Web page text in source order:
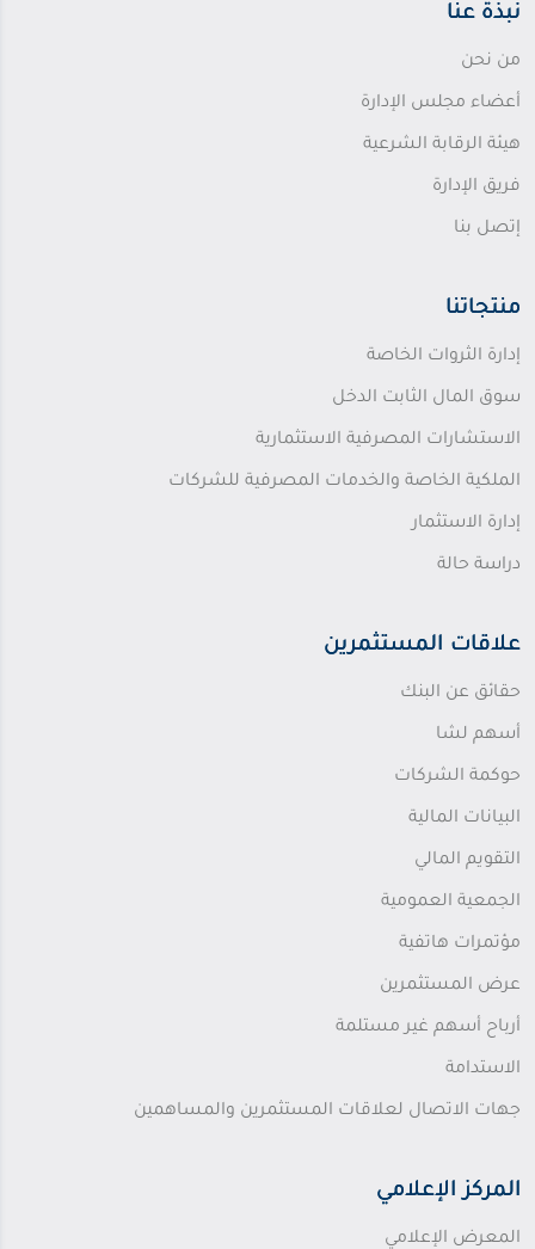
نبذة عنا
من نحن
أعضاء مجلس الإدارة
هيئة الرقابة الشرعية
فريق الإدارة
إتصل بنا
منتجاتنا
إدارة الثروات الخاصة
سوق المال الثابت الدخل
الاستشارات المصرفية الاستثمارية
الملكية الخاصة والخدمات المصرفية للشركات
إدارة الاستثمار
دراسة حالة
علاقات المستثمرين
حقائق عن البنك
أسهم لشا
حوكمة الشركات
البيانات المالية
التقويم المالي
الجمعية العمومية
مؤتمرات هاتفية
عرض المستثمرين
أرباح أسهم غير مستلمة
الاستدامة
جهات الاتصال لعلاقات المستثمرين والمساهمين
المركز الإعلامي
المعرض الإعلامي